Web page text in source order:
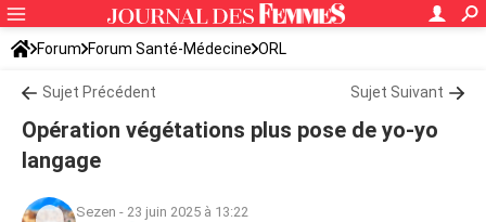
Forum Forum Santé-Médecine ORL
Sujet Précédent Sujet Suivant
Opération végétations plus pose de yo-yo
langage
Sezen - 23 juin 2025 à 13:22